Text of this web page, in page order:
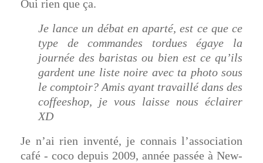
Oui rien que ça.
Je lance un débat en aparté, est ce que ce
type de commandes tordues égaye la
journée des baristas ou bien est ce qu’ils
gardent une liste noire avec ta photo sous
le comptoir? Amis ayant travaillé dans des
coffeeshop, je vous laisse nous éclairer
XD
Je n’ai rien inventé, je connais l’association
café - coco depuis 2009, année passée à New-